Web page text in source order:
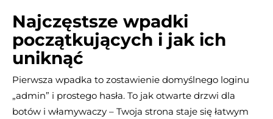
Najczęstsze wpadki
początkujących i jak ich
uniknąć
Pierwsza wpadka to zostawienie domyślnego loginu
„admin” i prostego hasła. To jak otwarte drzwi dla
botów i włamywaczy – Twoja strona staje się łatwym